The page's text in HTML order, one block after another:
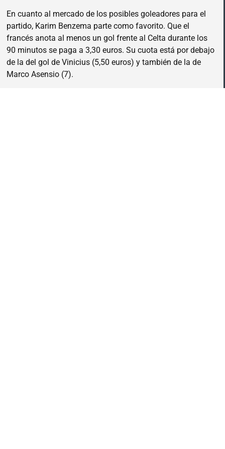
En cuanto al mercado de los posibles goleadores para el
partido, Karim Benzema parte como favorito. Que el
francés anota al menos un gol frente al Celta durante los
90 minutos se paga a 3,30 euros. Su cuota está por debajo
de la del gol de Vinicius (5,50 euros) y también de la de
Marco Asensio (7).